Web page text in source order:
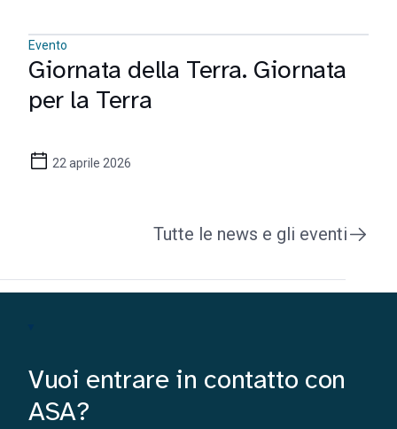
Evento
Giornata della Terra. Giornata
per la Terra
22 aprile 2026
Tutte le news e gli eventi
Vuoi entrare in contatto con
ASA?